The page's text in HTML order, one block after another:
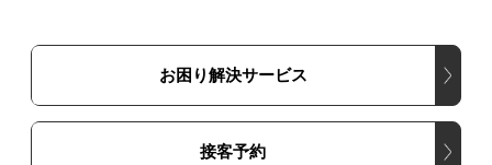
お困り解決サービス
接客予約